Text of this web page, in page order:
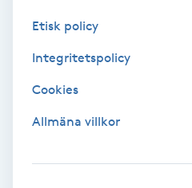
Fransfärgning
Fransförlängning
Fransförlängning Megavolym
Etisk policy
Integritetspolicy
Cookies
Allmäna villkor